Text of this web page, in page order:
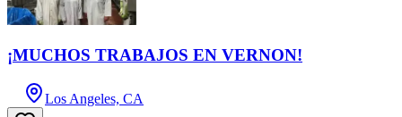
¡MUCHOS TRABAJOS EN VERNON!
Los Angeles, CA